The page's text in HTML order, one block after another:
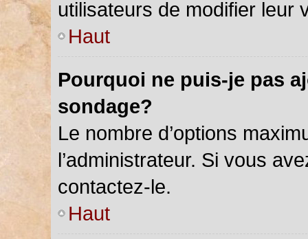
utilisateurs de modifier leur
Haut
Pourquoi ne puis-je pas
sondage?
Le nombre d’options
l’administrateur. Si vous
contactez-le.
Haut